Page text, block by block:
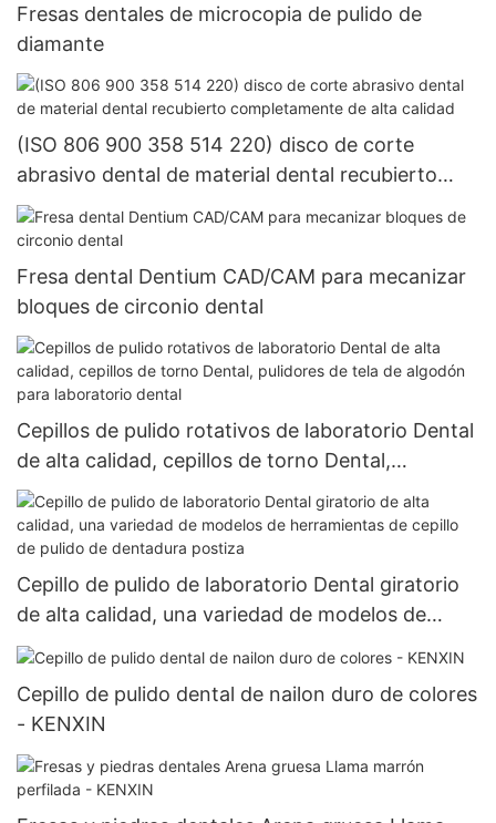
Fresas dentales de microcopia de pulido de
diamante
(ISO 806 900 358 514 220) disco de corte
abrasivo dental de material dental recubierto
completamente de alta calidad
Fresa dental Dentium CAD/CAM para mecanizar
bloques de circonio dental
Cepillos de pulido rotativos de laboratorio Dental
de alta calidad, cepillos de torno Dental,
pulidores de tela de algodón para laboratorio
dental
Cepillo de pulido de laboratorio Dental giratorio
de alta calidad, una variedad de modelos de
herramientas de cepillo de pulido de dentadura
postiza
Cepillo de pulido dental de nailon duro de colores
- KENXIN